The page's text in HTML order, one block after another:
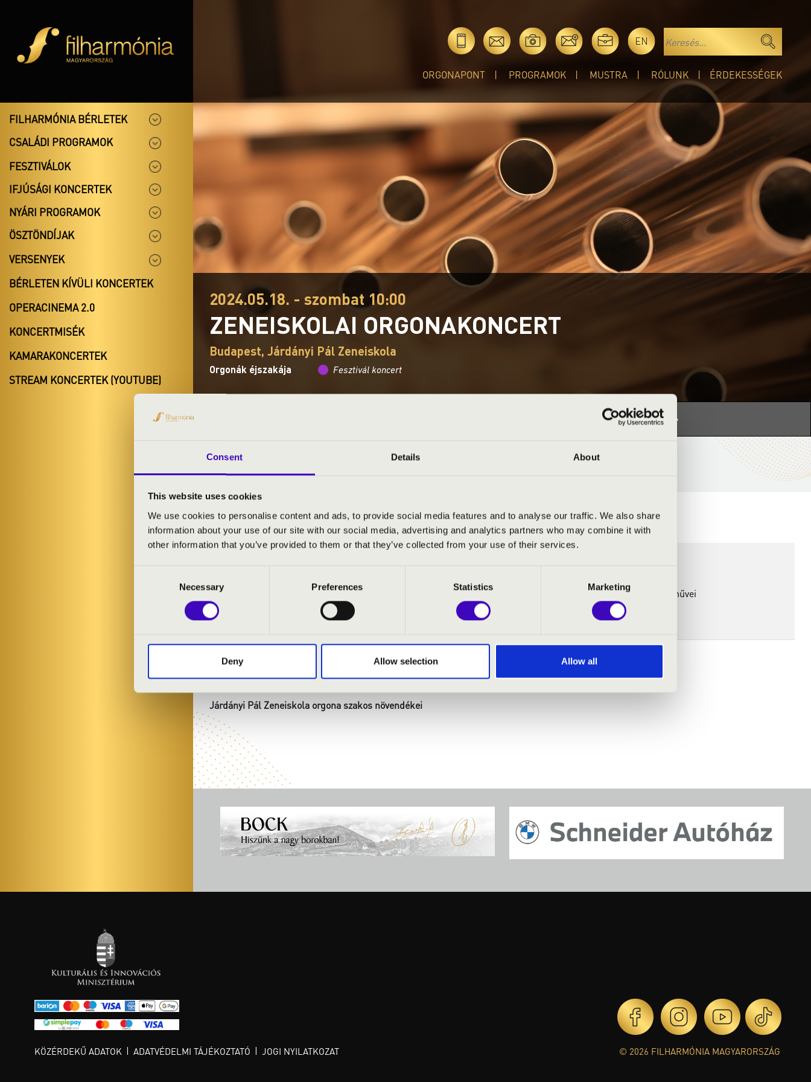
Consent Details About
This website uses cookies
We use cookies to personalise content and ads, to provide social media features and to analyse our traffic. We also share
information about your use of our site with our social media, advertising and analytics partners who may combine it with
other information that you’ve provided to them or that they’ve collected from your use of their services.
Necessary Preferences Statistics Marketing
Deny Allow selection Allow all
EN
ORGONAPONT PROGRAMOK MUSTRA RÓLUNK ÉRDEKESSÉGEK
FILHARMÓNIA BÉRLETEK
CSALÁDI PROGRAMOK
FESZTIVÁLOK
IFJÚSÁGI KONCERTEK
NYÁRI PROGRAMOK
ÖSZTÖNDÍJAK
VERSENYEK
BÉRLETEN KÍVÜLI KONCERTEK
OPERACINEMA 2.0
KONCERTMISÉK
KAMARAKONCERTEK
STREAM KONCERTEK (YOUTUBE)
2024.05.18. - szombat 10:00
ZENEISKOLAI ORGONAKONCERT
Budapest, Járdányi Pál Zeneiskola
Orgonák éjszakája Fesztivál koncert
Orgonák éjszakája »
BÉRLET- ÉS JEGYÁRAK
REGISZTRÁLÓ ORGONAZENE
A koncerten elhangzanak Krebs, Bach, Mozart, Saint-Saëns, Dvořák, Boëllmann, Reger, Price és Papp Lajos művei
Felkészítőtanár: Friedler Magdolna
ELŐADÓK:
Járdányi Pál Zeneiskola orgona szakos növendékei
KÖZÉRDEKŰ ADATOK ADATVÉDELMI TÁJÉKOZTATÓ JOGI NYILATKOZAT © 2026 FILHARMÓNIA MAGYARORSZÁG